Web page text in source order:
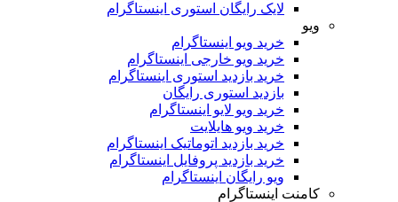
لایک رایگان استوری اینستاگرام
خرید ویو اینستاگرام
خرید ویو خارجی اینستاگرام
خرید بازدید استوری اینستاگرام
بازدید استوری رایگان
خرید ویو لایو اینستاگرام
خرید ویو هایلایت
خرید بازدید اتوماتیک اینستاگرام
خرید بازدید پروفایل اینستاگرام
ویو رایگان اینستاگرام
کامنت اینستاگرام